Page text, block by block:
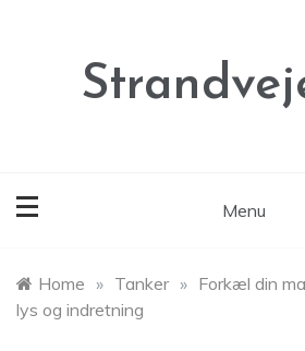
Menu
Home » Tanker » Forkæl din
lys og indretning